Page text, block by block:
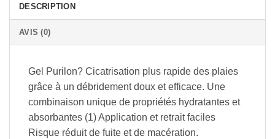
DESCRIPTION
AVIS (0)
Gel Purilon? Cicatrisation plus rapide des plaies
grâce à un débridement doux et efficace. Une
combinaison unique de propriétés hydratantes et
absorbantes (1) Application et retrait faciles
Risque réduit de fuite et de macération.